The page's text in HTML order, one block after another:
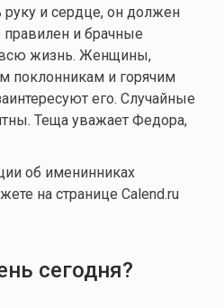
и сердце, он должен
правилен и брачные
всю жизнь. Женщины,
поклонникам и горячим
его. Случайные
Теща уважает Федора,
об именинниках
на странице Calend.ru
сегодня?